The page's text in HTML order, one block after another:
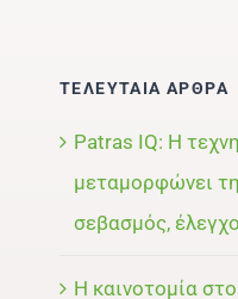
ΤΕΛΕΥΤΑΙΑ ΑΡΘΡΑ
Patras IQ: Η
μεταμορφώνει
σεβασμός,
Η καινοτομία